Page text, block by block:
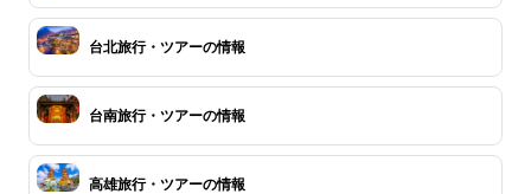
台北旅行・ツアーの情報
台南旅行・ツアーの情報
高雄旅行・ツアーの情報